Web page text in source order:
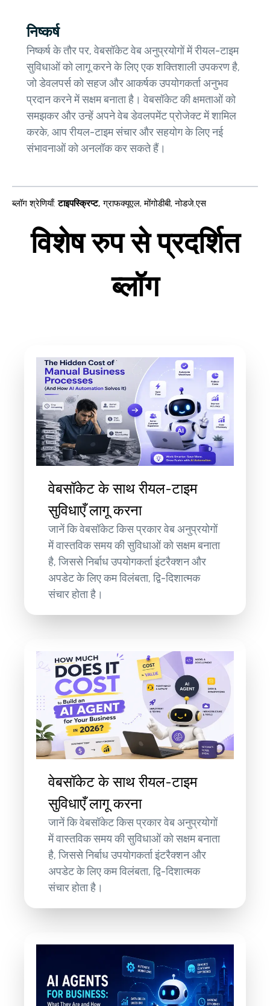
निष्कर्ष
निष्कर्ष के तौर पर, वेबसॉकेट वेब अनुप्रयोगों में रीयल-टाइम
सुविधाओं को लागू करने के लिए एक शक्तिशाली उपकरण है,
जो डेवलपर्स को सहज और आकर्षक उपयोगकर्ता अनुभव
प्रदान करने में सक्षम बनाता है। वेबसॉकेट की क्षमताओं को
समझकर और उन्हें अपने वेब डेवलपमेंट प्रोजेक्ट में शामिल
करके, आप रीयल-टाइम संचार और सहयोग के लिए नई
संभावनाओं को अनलॉक कर सकते हैं।
ब्लॉग श्रेणियाँ: टाइपस्क्रिप्ट, ग्राफक्यूएल,मोंगोडीबी,नोडजे.एस
विशेष रुप से प्रदर्शित
ब्लॉग
वेबसॉकेट के साथ रीयल-टाइम
सुविधाएँ लागू करना
जानें कि वेबसॉकेट किस प्रकार वेब अनुप्रयोगों
में वास्तविक समय की सुविधाओं को सक्षम बनाता
है, जिससे निर्बाध उपयोगकर्ता इंटरैक्शन और
अपडेट के लिए कम विलंबता, द्वि-दिशात्मक
संचार होता है।
वेबसॉकेट के साथ रीयल-टाइम
सुविधाएँ लागू करना
जानें कि वेबसॉकेट किस प्रकार वेब अनुप्रयोगों
में वास्तविक समय की सुविधाओं को सक्षम बनाता
है, जिससे निर्बाध उपयोगकर्ता इंटरैक्शन और
अपडेट के लिए कम विलंबता, द्वि-दिशात्मक
संचार होता है।